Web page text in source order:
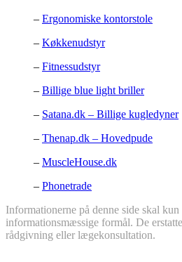
– Ergonomiske kontorstole
– Køkkenudstyr
– Fitnessudstyr
– Billige blue light briller
– Satana.dk – Billige kugledyner
– Thenap.dk – Hovedpude
– MuscleHouse.dk
– Phonetrade
Informationerne på denne side skal kun
informationsmæssige formål. De
rådgivning eller lægekonsultation.